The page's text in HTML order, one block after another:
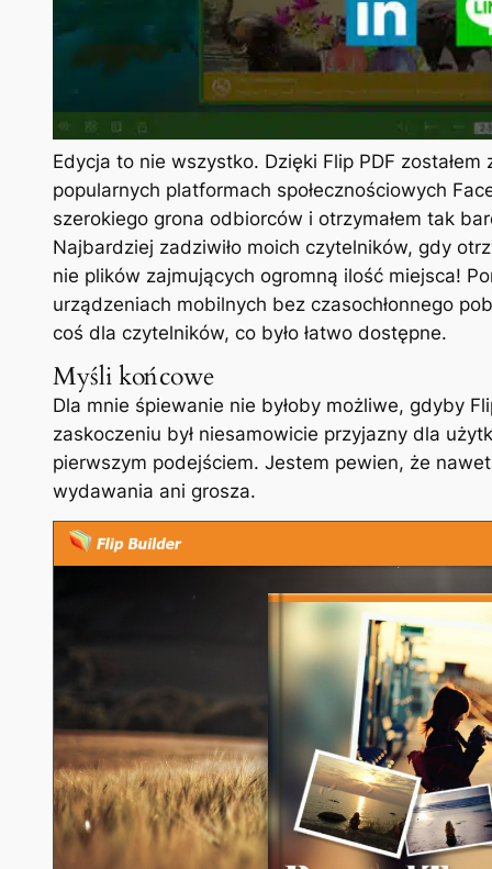
Edycja to nie wszystko. Dzięki Flip PDF
popularnych platformach społecznościowych
szerokiego grona odbiorców i otrzymałem tak
Najbardziej zadziwiło moich czytelników, gdy
nie plików zajmujących ogromną ilość miejsca!
urządzeniach mobilnych bez czasochłonnego
coś dla czytelników, co było łatwo dostępne.
Myśli końcowe
Dla mnie śpiewanie nie byłoby możliwe, gdyby
zaskoczeniu był niesamowicie przyjazny dla
pierwszym podejściem. Jestem pewien, że
wydawania ani grosza.